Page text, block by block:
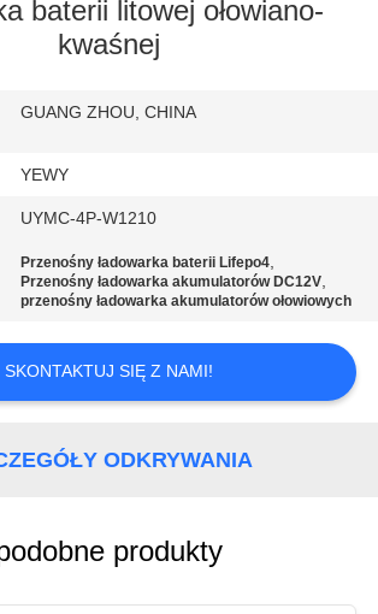
baterii litowej ołowiano-
kwaśnej
GUANG ZHOU, CHINA
YEWY
UYMC-4P-W1210
Przenośny ładowarka baterii Lifepo4,
Przenośny ładowarka akumulatorów DC12V,
przenośny ładowarka akumulatorów ołowiowych
SKONTAKTUJ SIĘ Z NAMI!
ODKRYWANIA
produkty